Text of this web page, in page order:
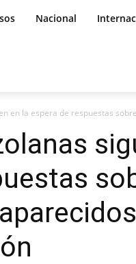
Nacional
en la espera de respuestas